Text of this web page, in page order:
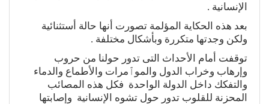
الإنسانية .
بعد هذه الحكاية المؤلمة تصورت أنها حالة أستثنائية
ولكن وجدتها متكررة وبأشكال مختلفة .
توقفت أمام الأحداث التى تدور حولنا من حروب
وإرهاب وخراب الدول والموٱمرات والأطماع والدماء
والتفكك داخل الدولة الواحدة فكل هذه المصائب
المحزنة للقلوب تدور حول تشوه الإنسانية وإصابتها